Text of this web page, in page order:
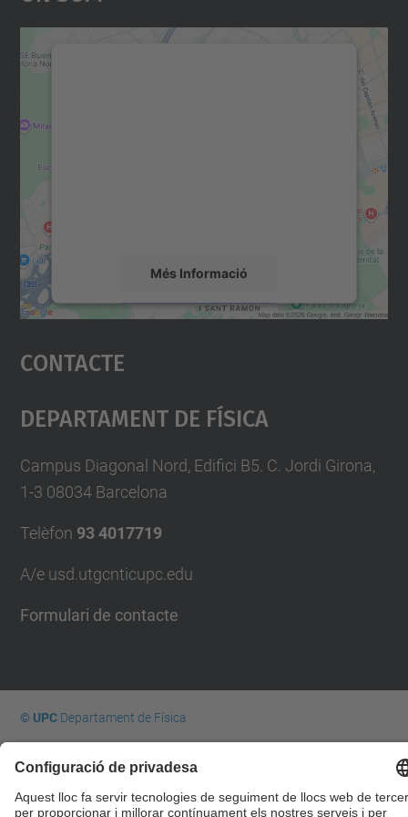
Més Informació
Accepta
powered by
Contacte
Departament De Física
Campus Diagonal Nord, Edifici B5. C. Jordi Girona,
1-3 08034 Barcelona
Telèfon 93 4017719
A/e usd.utgcnticupc.edu
Formulari de contacte
© UPCDepartament de Física
Desenvolupat amb
Mapa del lloc Accessibilitat